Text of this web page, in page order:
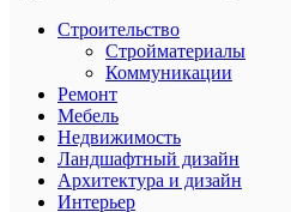
Строительство
Стройматериалы
Коммуникации
Ремонт
Мебель
Недвижимость
Ландшафтный дизайн
Архитектура и дизайн
Интерьер